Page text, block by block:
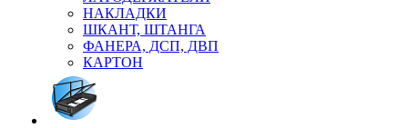
НАКЛАДКИ
ШКАНТ, ШТАНГА
ФАНЕРА, ДСП, ДВП
КАРТОН